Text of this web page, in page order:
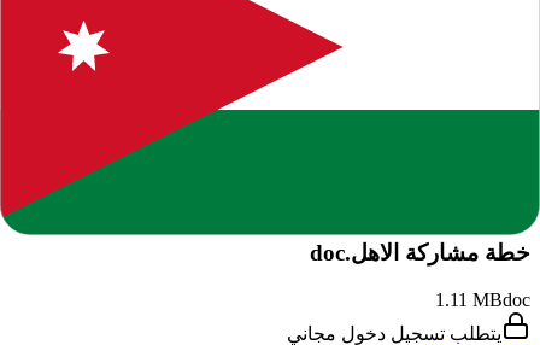
ملفات مرتبطة بالمنشور. يظهر خيار التحميل بوضوح حسب حالة
خطة مشاركة الاهل.doc
doc
1.11 MB
يتطلب تسجيل دخول مجاني